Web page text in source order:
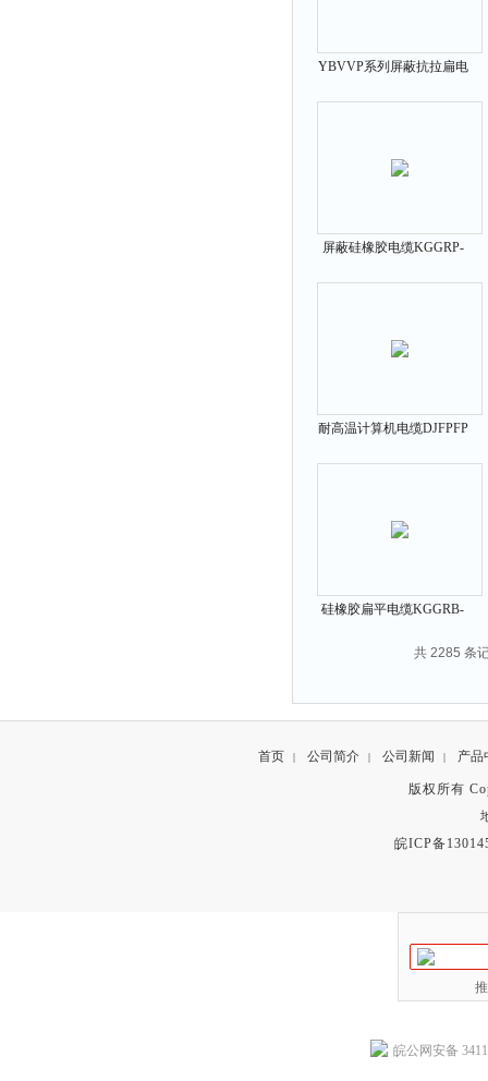
YBVVP系列屏蔽抗拉扁电
屏蔽硅橡胶电缆KGGRP-
耐高温计算机电缆DJFPFP
硅橡胶扁平电缆KGGRB-
共 2285 条
首页 | 公司简介 | 公司新闻 | 产品
版权所有
皖ICP备
皖公网安备